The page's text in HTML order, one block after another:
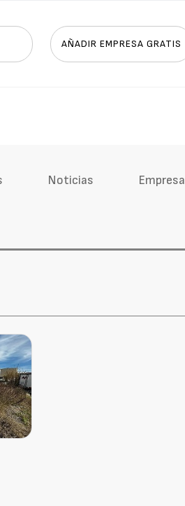
AÑADIR EMPRESA GRATIS
Noticias Empresa